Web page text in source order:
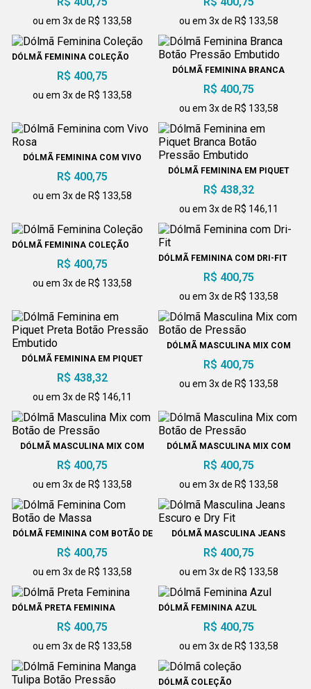
ou em 3x de R$ 133,58 ou em 3x de R$ 133,58
DÓLMÃ FEMININA COLEÇÃO
R$ 400,75
ou em 3x de R$ 133,58
DÓLMÃ FEMININA BRANCA
R$ 400,75
ou em 3x de R$ 133,58
DÓLMÃ FEMININA COM VIVO
R$ 400,75
ou em 3x de R$ 133,58
DÓLMÃ FEMININA EM PIQUET
EMBUTIDO
R$ 438,32
ou em 3x de R$ 146,11
DÓLMÃ FEMININA COLEÇÃO
R$ 400,75
ou em 3x de R$ 133,58
DÓLMÃ FEMININA COM DRI-FIT
R$ 400,75
ou em 3x de R$ 133,58
DÓLMÃ FEMININA EM PIQUET
EMBUTIDO
R$ 438,32
ou em 3x de R$ 146,11
DÓLMÃ MASCULINA MIX COM
R$ 400,75
ou em 3x de R$ 133,58
DÓLMÃ MASCULINA MIX COM
R$ 400,75
ou em 3x de R$ 133,58
DÓLMÃ MASCULINA MIX COM
R$ 400,75
ou em 3x de R$ 133,58
DÓLMÃ FEMININA COM BOTÃO DE
R$ 400,75
ou em 3x de R$ 133,58
DÓLMÃ MASCULINA JEANS
R$ 400,75
ou em 3x de R$ 133,58
DÓLMÃ PRETA FEMININA
R$ 400,75
ou em 3x de R$ 133,58
DÓLMÃ FEMININA AZUL
R$ 400,75
ou em 3x de R$ 133,58
DÓLMÃ COLEÇÃO